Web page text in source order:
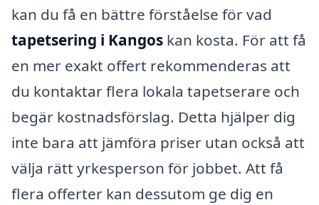
kan du få en bättre förståelse för vad
tapetsering i Kangos kan kosta. För att få
en mer exakt offert rekommenderas att
du kontaktar flera lokala tapetserare och
begär kostnadsförslag. Detta hjälper dig
inte bara att jämföra priser utan också att
välja rätt yrkesperson för jobbet. Att få
flera offerter kan dessutom ge dig en